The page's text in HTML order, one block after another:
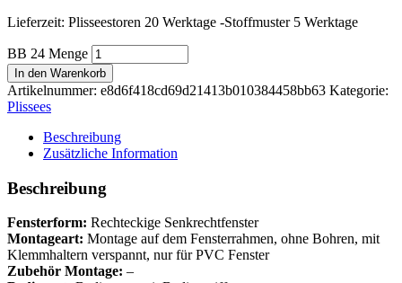
Lieferzeit: Plisseestoren 20 Werktage -Stoffmuster 5 Werktage
BB 24 Menge
In den Warenkorb
Artikelnummer: e8d6f418cd69d21413b010384458bb63 Kategorie:
Plissees
Beschreibung
Zusätzliche Information
Beschreibung
Fensterform: Rechteckige Senkrechtfenster
Montageart: Montage auf dem Fensterrahmen, ohne Bohren, mit
Klemmhaltern verspannt, nur für PVC Fenster
Zubehör Montage: –